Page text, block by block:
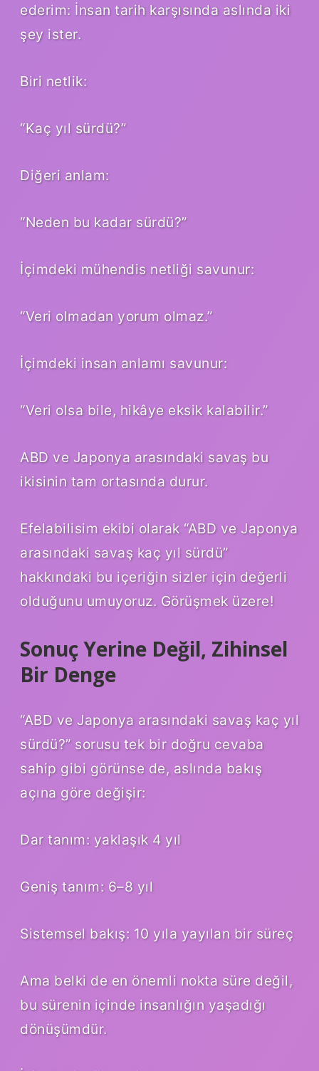
ederim: İnsan tarih karşısında aslında iki
şey ister.
Biri netlik:
“Kaç yıl sürdü?”
Diğeri anlam:
“Neden bu kadar sürdü?”
İçimdeki mühendis netliği savunur:
“Veri olmadan yorum olmaz.”
İçimdeki insan anlamı savunur:
“Veri olsa bile, hikâye eksik kalabilir.”
ABD ve Japonya arasındaki savaş bu
ikisinin tam ortasında durur.
Efelabilisim ekibi olarak “ABD ve Japonya
arasındaki savaş kaç yıl sürdü”
hakkındaki bu içeriğin sizler için değerli
olduğunu umuyoruz. Görüşmek üzere!
Sonuç Yerine Değil, Zihinsel
Bir Denge
“ABD ve Japonya arasındaki savaş kaç yıl
sürdü?” sorusu tek bir doğru cevaba
sahip gibi görünse de, aslında bakış
açına göre değişir:
Dar tanım: yaklaşık 4 yıl
Geniş tanım: 6–8 yıl
Sistemsel bakış: 10 yıla yayılan bir süreç
Ama belki de en önemli nokta süre değil,
bu sürenin içinde insanlığın yaşadığı
dönüşümdür.